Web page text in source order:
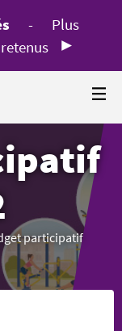
-
Plus
participatif